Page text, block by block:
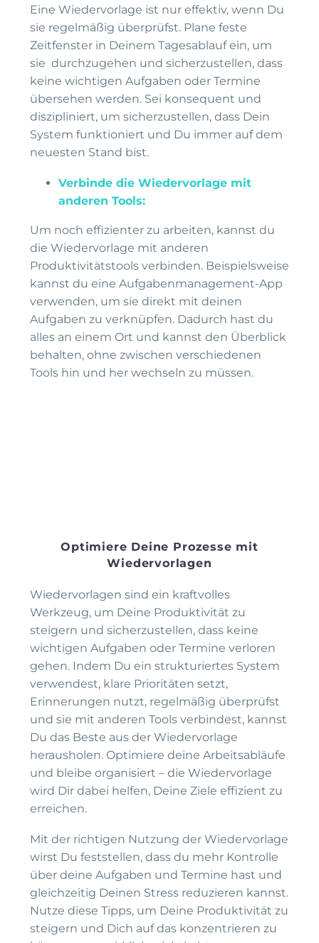
Eine Wiedervorlage ist nur effektiv, wenn Du
sie regelmäßig überprüfst. Plane feste
Zeitfenster in Deinem Tagesablauf ein, um
sie durchzugehen und sicherzustellen, dass
keine wichtigen Aufgaben oder Termine
übersehen werden. Sei konsequent und
diszipliniert, um sicherzustellen, dass Dein
System funktioniert und Du immer auf dem
neuesten Stand bist.
Verbinde die Wiedervorlage mit
anderen Tools:
Um noch effizienter zu arbeiten, kannst du
die Wiedervorlage mit anderen
Produktivitätstools verbinden. Beispielsweise
kannst du eine Aufgabenmanagement-App
verwenden, um sie direkt mit deinen
Aufgaben zu verknüpfen. Dadurch hast du
alles an einem Ort und kannst den Überblick
behalten, ohne zwischen verschiedenen
Tools hin und her wechseln zu müssen.
Optimiere Deine Prozesse mit
Wiedervorlagen
Wiedervorlagen sind ein kraftvolles
Werkzeug, um Deine Produktivität zu
steigern und sicherzustellen, dass keine
wichtigen Aufgaben oder Termine verloren
gehen. Indem Du ein strukturiertes System
verwendest, klare Prioritäten setzt,
Erinnerungen nutzt, regelmäßig überprüfst
und sie mit anderen Tools verbindest, kannst
Du das Beste aus der Wiedervorlage
herausholen. Optimiere deine Arbeitsabläufe
und bleibe organisiert – die Wiedervorlage
wird Dir dabei helfen, Deine Ziele effizient zu
erreichen.
Mit der richtigen Nutzung der Wiedervorlage
wirst Du feststellen, dass du mehr Kontrolle
über deine Aufgaben und Termine hast und
gleichzeitig Deinen Stress reduzieren kannst.
Nutze diese Tipps, um Deine Produktivität zu
steigern und Dich auf das konzentrieren zu